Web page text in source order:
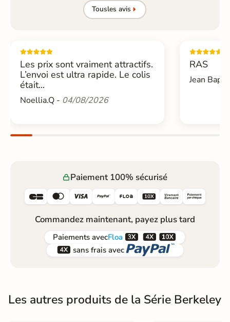
Tousles avis
Les prix sont vraiment attractifs.
L’envoi est ultra rapide. Le colis
était...
Noellia.Q - 04/08/2026
RAS
Jean
Paiement 100% sécurisé
     
Commandez maintenant, payez plus tard
Paiements avecFloa  
 sans frais avec 
Les autres produits de la Série Berkeley